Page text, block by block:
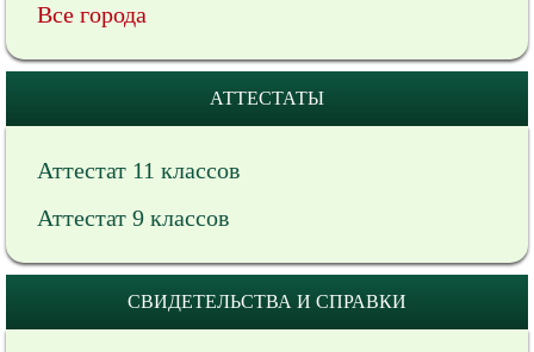
Все города
АТТЕСТАТЫ
Аттестат 11 классов
Аттестат 9 классов
СВИДЕТЕЛЬСТВА И СПРАВКИ